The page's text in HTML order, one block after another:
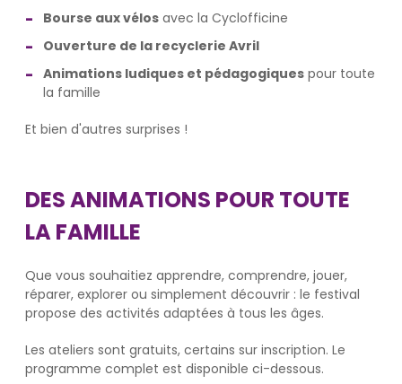
Bourse aux vélosavec la Cyclofficine
Ouverture de la recyclerie Avril
Animations ludiques et pédagogiquespour toute
la famille
Et bien d'autres surprises !
DES ANIMATIONS POUR TOUTE
LA FAMILLE
Que vous souhaitiez apprendre, comprendre, jouer,
réparer, explorer ou simplement découvrir : le festival
propose des activités adaptées à tous les âges.
Les ateliers sont gratuits, certains sur inscription. Le
programme complet est disponible ci-dessous.